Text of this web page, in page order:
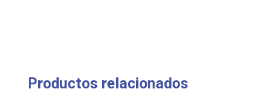
Productos relacionados